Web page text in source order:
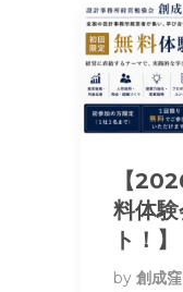
【
料体
ト！】
by 創成